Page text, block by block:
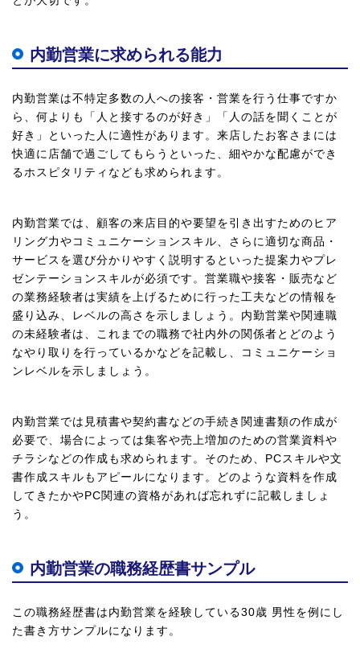
内勤営業に求められる能力
内勤営業は不特定多数の人への接客・営業を行う仕事ですか
ら、何よりも「人と接するのが好き」「人の話を聞くことが
好き」といった人に適性があります。来店したお客さまには
快適に店舗で過ごしてもらうといった、細やかな配慮ができ
るホスピタリティなども求められます。
内勤営業では、顧客の来店目的や要望を引き出すためのヒア
リング力やコミュニケーションスキル、さらに適切な商品・
サービスを選び分かりやすく説明するといった提案力やプレ
ゼンテーションスキルが必須です。営業職や接客・販売など
の業務経験者は実績を上げるために行った工夫などの情報を
盛り込み、レベルの高さを示しましょう。内勤営業や関連職
の未経験者は、これまでの職務で社内外の関係者とどのよう
なやり取りを行っているかなどを記載し、コミュニケーショ
ンレベルを示しましょう。
内勤営業では見積書や契約書などの手続き関連書類の作成が
必要で、場合によっては集客や売上増加のための営業資料や
チラシなどの作成も求められます。そのため、PCスキルや文
書作成スキルもアピールになります。どのような資料を作成
してきたかやPC関連の資格があれば忘れずに記載しましょ
う。
内勤営業の職務経歴書サンプル
この職務経歴書は内勤営業を経験している30歳 男性を例にし
た書き方サンプルになります。